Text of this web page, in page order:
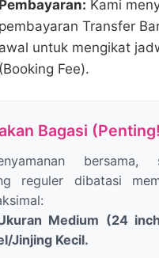
Pembayaran: Kami
pembayaran Transfer
awal untuk mengikat
(Booking Fee).
Bagasi
bersama,
reguler dibatasi
Medium (24
Jinjing Kecil.